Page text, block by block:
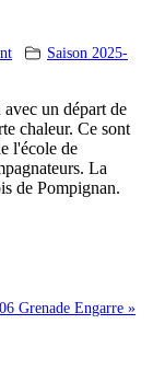
Saison 2025-
un départ de
chaleur. Ce sont
l'école de
La
de Pompignan.
Grenade Engarre »